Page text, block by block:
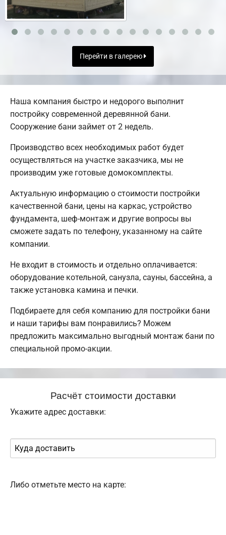
Перейти в галерею
Наша компания быстро и недорого выполнит
постройку современной деревянной бани.
Сооружение бани займет от 2 недель.
Производство всех необходимых работ будет
осуществляться на участке заказчика, мы не
производим уже готовые домокомплекты.
Актуальную информацию о стоимости постройки
качественной бани, цены на каркас, устройство
фундамента, шеф-монтаж и другие вопросы вы
сможете задать по телефону, указанному на сайте
компании.
Не входит в стоимость и отдельно оплачивается:
оборудование котельной, санузла, сауны, бассейна, а
также установка камина и печки.
Подбираете для себя компанию для постройки бани
и наши тарифы вам понравились? Можем
предложить максимально выгодный монтаж бани по
специальной промо-акции.
Расчёт стоимости доставки
Укажите адрес доставки:
Либо отметьте место на карте: